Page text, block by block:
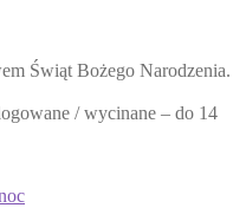
Świąt Bożego Narodzenia.
/ wycinane – do 14